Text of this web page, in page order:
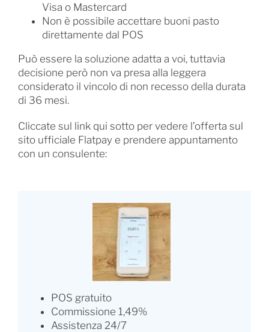
Visa o Mastercard
Non è possibile accettare buoni pasto
direttamente dal POS
Può essere la soluzione adatta a voi, tuttavia
decisione però non va presa alla leggera
considerato il vincolo di non recesso della durata
di 36 mesi.
Cliccate sul link qui sotto per vedere l’offerta sul
sito ufficiale Flatpay e prendere appuntamento
con un consulente:
POS gratuito
Commissione 1,49%
Assistenza 24/7